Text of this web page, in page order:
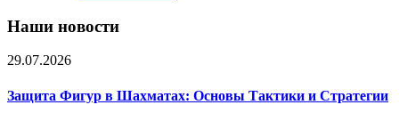
Наши новости
29.07.2026
Защита Фигур в Шахматах: Основы Тактики и Стратегии